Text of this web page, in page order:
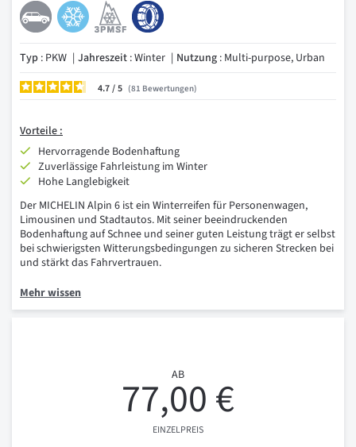
Typ : PKW Jahreszeit : Winter Nutzung : Multi-purpose, Urban
4.7/ 81 Bewertungen
Vorteile :
Hervorragende Bodenhaftung
Zuverlässige Fahrleistung im Winter
Hohe Langlebigkeit
Der MICHELIN Alpin 6 ist ein Winterreifen für Personenwagen,
Limousinen und Stadtautos. Mit seiner beeindruckenden
Bodenhaftung auf Schnee und seiner guten Leistung trägt er selbst
bei schwierigsten Witterungsbedingungen zu sicheren Strecken bei
und stärkt das Fahrvertrauen.
Mehr wissen
AB
77,00 €
EINZELPREIS